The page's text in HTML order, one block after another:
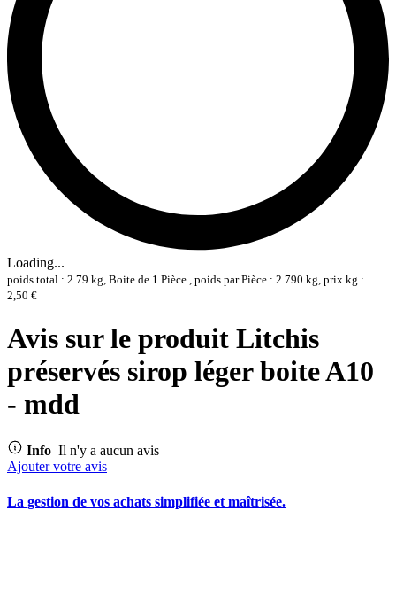
Loading...
poids total : 2.79 kg, Boite de 1 Pièce , poids par Pièce : 2.790 kg, prix kg :
2,50 €
Avis sur le produit Litchis
préservés sirop léger boite A10
- mdd
Info Il n'y a aucun avis
Ajouter votre avis
La gestion de vos achats simplifiée et maîtrisée.